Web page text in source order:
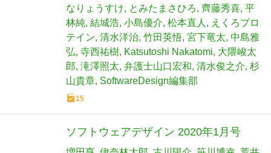
なりょうすけ
とみたまさひろ 齊藤秀喜 平
林純 結城浩 小島優介 松本直人
えくろプロ
テイン 清水洋治 竹田英悟 宮下竜太 中島雅
弘 寺西祐樹 Katsutoshi Nakatomi 大隈峻太
郎 滝澤照太 弁護士山口宏和 清水俊之介 杉
山貴章 SoftwareDesign編集部
15
ソフトウェアデザイン 2020年1月号